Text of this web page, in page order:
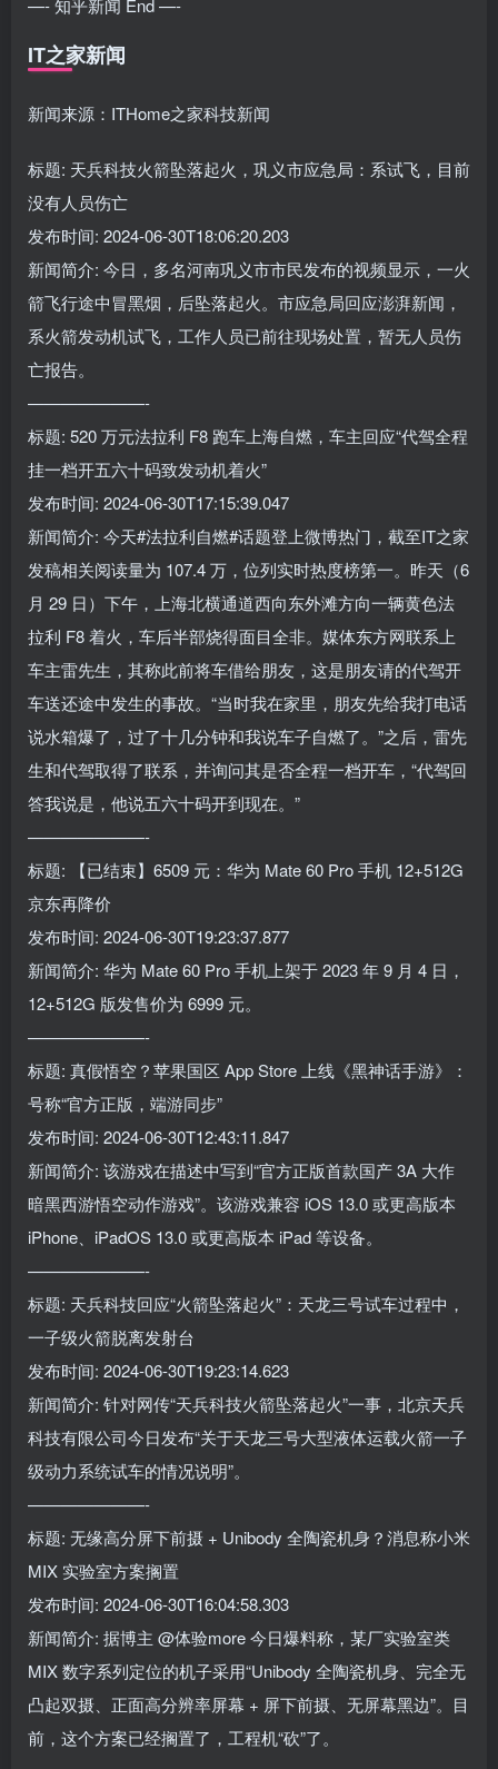
—- 知乎新闻 End —-
IT之家新闻
新闻来源：ITHome之家科技新闻
标题: 天兵科技火箭坠落起火，巩义市应急局：系试飞，目前
没有人员伤亡
发布时间: 2024-06-30T18:06:20.203
新闻简介: 今日，多名河南巩义市市民发布的视频显示，一火
箭飞行途中冒黑烟，后坠落起火。市应急局回应澎湃新闻，
系火箭发动机试飞，工作人员已前往现场处置，暂无人员伤
亡报告。
———————-
标题: 520 万元法拉利 F8 跑车上海自燃，车主回应“代驾全程
挂一档开五六十码致发动机着火”
发布时间: 2024-06-30T17:15:39.047
新闻简介: 今天#法拉利自燃#话题登上微博热门，截至IT之家
发稿相关阅读量为 107.4 万，位列实时热度榜第一。昨天（6
月 29 日）下午，上海北横通道西向东外滩方向一辆黄色法
拉利 F8 着火，车后半部烧得面目全非。媒体东方网联系上
车主雷先生，其称此前将车借给朋友，这是朋友请的代驾开
车送还途中发生的事故。“当时我在家里，朋友先给我打电话
说水箱爆了，过了十几分钟和我说车子自燃了。”之后，雷先
生和代驾取得了联系，并询问其是否全程一档开车，“代驾回
答我说是，他说五六十码开到现在。”
———————-
标题: 【已结束】6509 元：华为 Mate 60 Pro 手机 12+512G
京东再降价
发布时间: 2024-06-30T19:23:37.877
新闻简介: 华为 Mate 60 Pro 手机上架于 2023 年 9 月 4 日，
12+512G 版发售价为 6999 元。
———————-
标题: 真假悟空？苹果国区 App Store 上线《黑神话手游》：
号称“官方正版，端游同步”
发布时间: 2024-06-30T12:43:11.847
新闻简介: 该游戏在描述中写到“官方正版首款国产 3A 大作
暗黑西游悟空动作游戏”。该游戏兼容 iOS 13.0 或更高版本
iPhone、iPadOS 13.0 或更高版本 iPad 等设备。
———————-
标题: 天兵科技回应“火箭坠落起火”：天龙三号试车过程中，
一子级火箭脱离发射台
发布时间: 2024-06-30T19:23:14.623
新闻简介: 针对网传“天兵科技火箭坠落起火”一事，北京天兵
科技有限公司今日发布“关于天龙三号大型液体运载火箭一子
级动力系统试车的情况说明”。
———————-
标题: 无缘高分屏下前摄 + Unibody 全陶瓷机身？消息称小米
MIX 实验室方案搁置
发布时间: 2024-06-30T16:04:58.303
新闻简介: 据博主 @体验more 今日爆料称，某厂实验室类
MIX 数字系列定位的机子采用“Unibody 全陶瓷机身、完全无
凸起双摄、正面高分辨率屏幕 + 屏下前摄、无屏幕黑边”。目
前，这个方案已经搁置了，工程机“砍”了。